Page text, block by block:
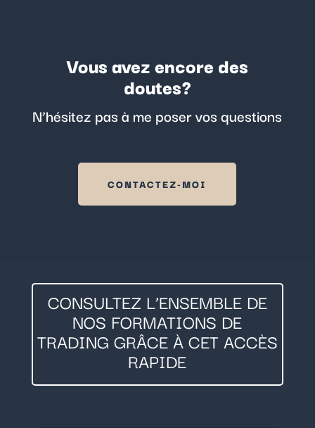
Vous avez encore des
doutes?
N’hésitez pas à me poser vos questions
CONTACTEZ-MOI
CONSULTEZ L’ENSEMBLE DE
NOS FORMATIONS DE
TRADING GRÂCE À CET ACCÈS
RAPIDE